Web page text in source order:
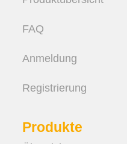
FAQ
Anmeldung
Registrierung
Produkte